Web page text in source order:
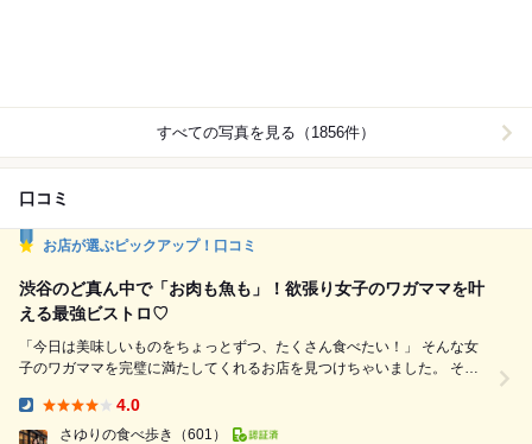
すべての写真を見る（1856件）
口コミ
お店が選ぶピックアップ！口コミ
渋谷のど真ん中で「お肉も魚も」！欲張り女子のワガママを叶
える最強ビストロ♡
「今日は美味しいものをちょっとずつ、たくさん食べたい！」 そんな女
子のワガママを完璧に満たしてくれるお店を見つけちゃいました。 それ
ら、雨の日でもヒールの日でも待ち合わせ楽々なのが嬉しいポイント。入
った瞬間、お洒落な空間に期待が高まります♡ ◾️乾杯はサングリアで まず
4.0
さゆりの食べ歩き
（601）